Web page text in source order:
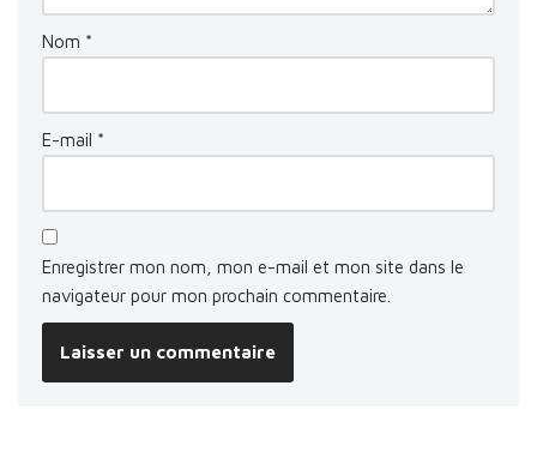
Nom *
E-mail *
Enregistrer mon nom, mon e-mail et mon site dans le
navigateur pour mon prochain commentaire.